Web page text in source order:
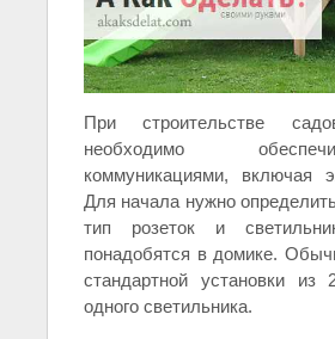
При строительстве
необходимо
коммуникациями, включая
Для начала нужно
тип розеток и
понадобятся в домике.
стандартной установки из
одного светильника.